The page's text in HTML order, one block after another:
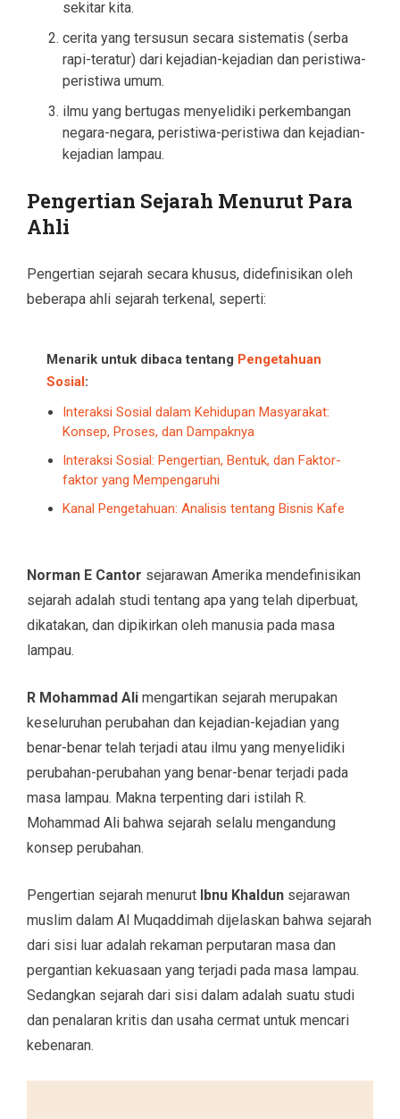
sekitar kita.
cerita yang tersusun secara sistematis (serba
rapi-teratur) dari kejadian-kejadian dan peristiwa-
peristiwa umum.
ilmu yang bertugas menyelidiki perkembangan
negara-negara, peristiwa-peristiwa dan kejadian-
kejadian lampau.
Pengertian Sejarah Menurut Para
Ahli
Pengertian sejarah secara khusus, didefinisikan oleh
beberapa ahli sejarah terkenal, seperti:
Menarik untuk dibaca tentang Pengetahuan
Sosial:
Interaksi Sosial dalam Kehidupan Masyarakat:
Konsep, Proses, dan Dampaknya
Interaksi Sosial: Pengertian, Bentuk, dan Faktor-
faktor yang Mempengaruhi
Kanal Pengetahuan: Analisis tentang Bisnis Kafe
Norman E Cantor sejarawan Amerika mendefinisikan
sejarah adalah studi tentang apa yang telah diperbuat,
dikatakan, dan dipikirkan oleh manusia pada masa
lampau.
R Mohammad Ali mengartikan sejarah merupakan
keseluruhan perubahan dan kejadian-kejadian yang
benar-benar telah terjadi atau ilmu yang menyelidiki
perubahan-perubahan yang benar-benar terjadi pada
masa lampau. Makna terpenting dari istilah R.
Mohammad Ali bahwa sejarah selalu mengandung
konsep perubahan.
Pengertian sejarah menurut Ibnu Khaldun sejarawan
muslim dalam Al Muqaddimah dijelaskan bahwa sejarah
dari sisi luar adalah rekaman perputaran masa dan
pergantian kekuasaan yang terjadi pada masa lampau.
Sedangkan sejarah dari sisi dalam adalah suatu studi
dan penalaran kritis dan usaha cermat untuk mencari
kebenaran.